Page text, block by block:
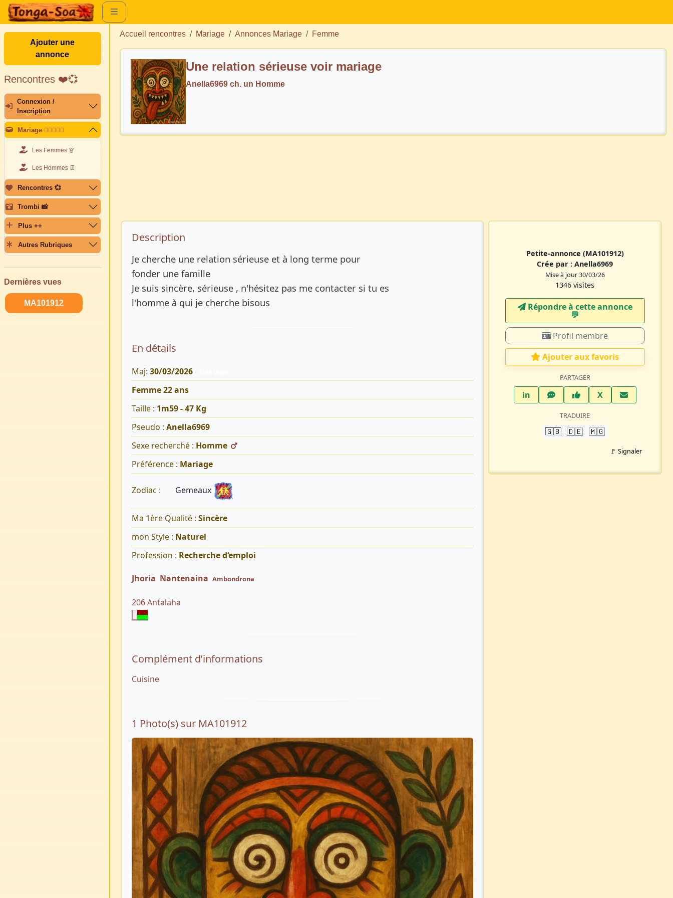
Ajouter une
annonce
Rencontres ❤️💞
Connexion /
Inscription
Mariage 👩🏽‍❤️‍👨🏽
Les Femmes 👗
Les Hommes 👖
Rencontres 💞
Trombi 📸
Plus ++
Autres Rubriques
Dernières vues
MA101912
Accueil rencontres Mariage Annonces Mariage Femme
Une relation sérieuse voir mariage
Anella6969 ch. un Homme
Description de l’annonce
Description
Je cherche une relation sérieuse et à long terme pour
fonder une famille
Je suis sincère, sérieuse , n'hésitez pas me contacter si tu es
l'homme à qui je cherche bisous
En détails
Maj: 30/03/2026
Femme 22 ans
Taille : 1m59 - 47 Kg
Pseudo : Anella6969
Sexe recherché : Homme
Préférence : Mariage
Zodiac : Gemeaux
Ma 1ère Qualité : Sincère
mon Style : Naturel
Profession : Recherche d‘emploi
Jhoria Nantenaina Ambondrona
206 Antalaha
Complément d’informations
Cuisine
1 Photo(s) sur MA101912
Petite-annonce (MA101912)
Crée par :Anella6969
Mise à jour 30/03/26
1346 visites
Répondre à cette annonce
💬​
Profil membre
Ajouter aux favoris
PARTAGER
inLinkedInWhatsAppFacebook
XTwitter X
TRADUIRE
🇬🇧 🇩🇪 🇲🇬
🚩 Signaler